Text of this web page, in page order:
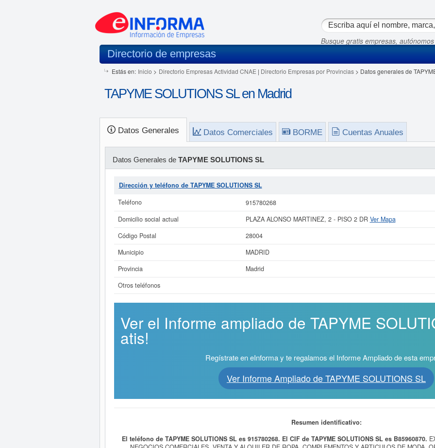
Busque gratis empresas,
Directorio de empresas
Estás en: Inicio > Directorio Empresas Actividad CNAE | Directorio Empresas por Provincias> Datos generales de
TAPYME SOLUTIONS SL en Madrid
Datos Generales Datos Comerciales BORME Cuentas Anuales
Datos Generales de TAPYME SOLUTIONS SL
Dirección y teléfono de TAPYME SOLUTIONS SL
Teléfono
915780268
Domicilio social actual
PLAZA ALONSO MARTINEZ, 2 - PISO 2 DR Ver Mapa
Código Postal
28004
Municipio
MADRID
Provincia
Madrid
Otros teléfonos
Ver el Informe ampliado de TAPYME
atis!
Regístrate en eInforma y te regalamos el Informe Ampliado de esta
Ver Informe Ampliado de TAPYME SOLUTIONS SL
Resumen identificativo:
El teléfono de TAPYME SOLUTIONS SL es 915780268. El CIF de TAPYME SOLUTIONS SL es B85960870.